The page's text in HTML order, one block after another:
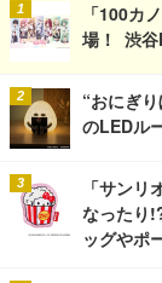
「100カ
場！ 渋谷
“おにぎ
のLEDル
「サンリ
なったり
ッグやポ